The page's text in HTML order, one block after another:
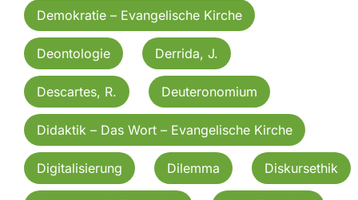
Demokratie – Evangelische Kirche
Deontologie Derrida, J.
Descartes, R. Deuteronomium
Didaktik – Das Wort – Evangelische Kirche
Digitalisierung Dilemma Diskursethik